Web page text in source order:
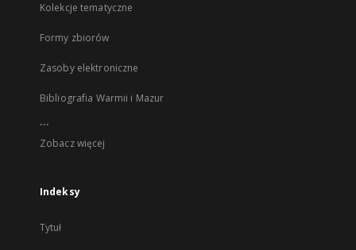
Kolekcje tematyczne
Formy zbiorów
Zasoby elektroniczne
Bibliografia Warmii i Mazur
...
Zobacz więcej
Indeksy
Tytuł